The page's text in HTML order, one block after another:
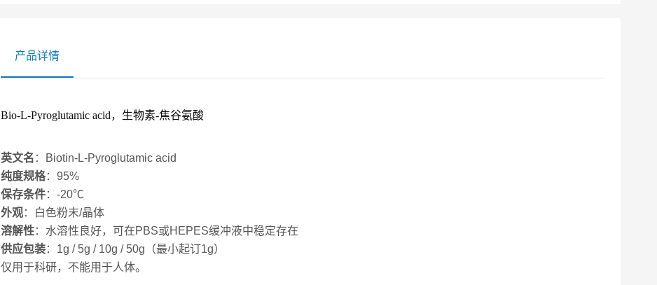
产品详情
Bio-L-Pyroglutamic acid，生物素-焦谷氨酸
英文名 ：Biotin-L-Pyroglutamic acid
纯度规格：95%
保存条件：-20℃
外观：白色粉末/晶体
溶解性：水溶性良好，可在PBS或HEPES缓冲液中稳定存在
供应包装：1g / 5g / 10g / 50g（最小起订1g）
仅用于科研，不能用于人体。